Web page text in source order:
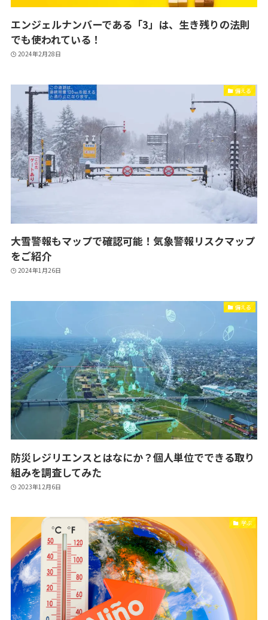
エンジェルナンバーである「3」は、生き残りの法則
でも使われている！
2024年2月28日
備える
大雪警報もマップで確認可能！気象警報リスクマップ
をご紹介
2024年1月26日
備える
防災レジリエンスとはなにか？個人単位でできる取り
組みを調査してみた
2023年12月6日
学ぶ